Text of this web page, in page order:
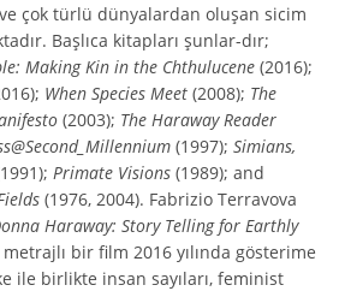
çok türlü dünyalardan oluşan sicim
Başlıca kitapları şunlar-dır;
Making Kin in the Chthulucene (2016);
When Species Meet (2008); The
(2003); The Haraway Reader
(1997);Simians,
Primate Visions (1989); and
(1976, 2004). Fabrizio Terravova
Haraway: Story Telling for Earthly
metrajlı bir film 2016 yılında gösterime
ile birlikte insan sayıları, feminist